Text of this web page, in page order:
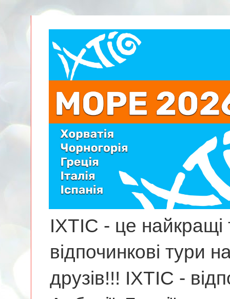
ІХТІС - це найкращі
відпочинкові тури
друзів!!! ІХТІС -